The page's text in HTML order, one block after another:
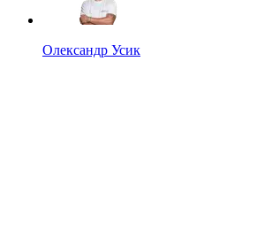
Олександр Усик